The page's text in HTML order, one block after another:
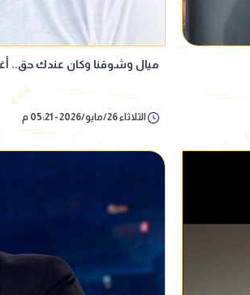
ميال وشوقنا وكان عندك حق..
الثلاثاء 26/مايو/2026 - 05:21 م